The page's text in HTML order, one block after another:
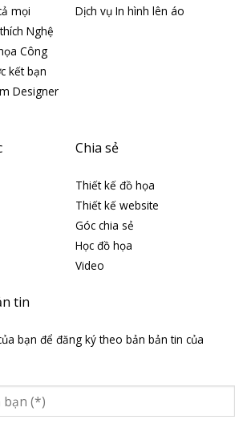
mọi
Nghệ
Công
kết bạn
Designer
Dịch vụ In hình lên áo
Chia sẻ
Thiết kế đồ họa
Thiết kế website
Góc chia sẻ
Học đồ họa
Video
tin
bạn để đăng ký theo bản bản tin của